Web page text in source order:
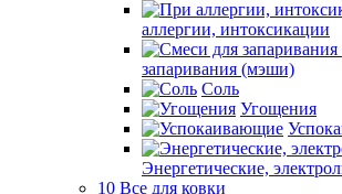
аллергии, интоксикации
запаривания (мэши)
Соль
Угощения
Энергетические,
10 Все для ковки